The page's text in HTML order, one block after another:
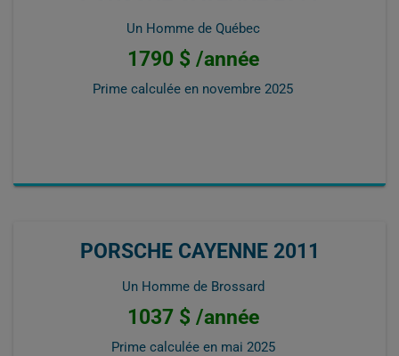
Un Homme de Québec
1790 $ /année
Prime calculée en novembre 2025
PORSCHE CAYENNE 2011
Un Homme de Brossard
1037 $ /année
Prime calculée en mai 2025